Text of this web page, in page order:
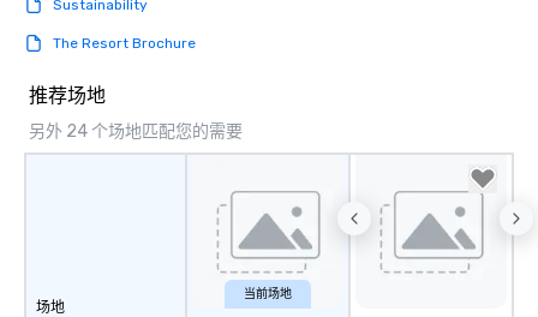
Sustainability
The Resort Brochure
推荐场地
另外 24 个场地匹配您的需要
场地
当前场地